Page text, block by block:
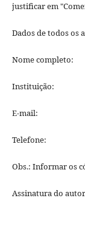
justificar em
Dados de todos os
Nome completo:
Instituição:
E-mail:
Telefone:
Obs.: Informar os
Assinatura do autor